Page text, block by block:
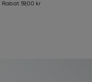
Rabat 59,00 kr